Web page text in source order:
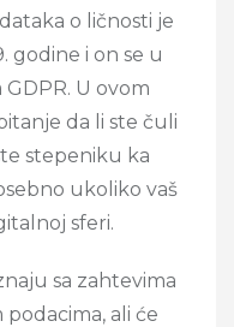
o ličnosti je
godine i on se u
U ovom
da li ste čuli
stepeniku ka
ukoliko vaš
sferi.
sa zahtevima
ali će